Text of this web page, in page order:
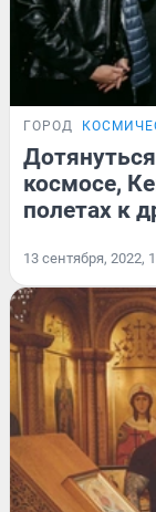
ГОРОД
космосе,
полетах к
13 сентября, 2022,